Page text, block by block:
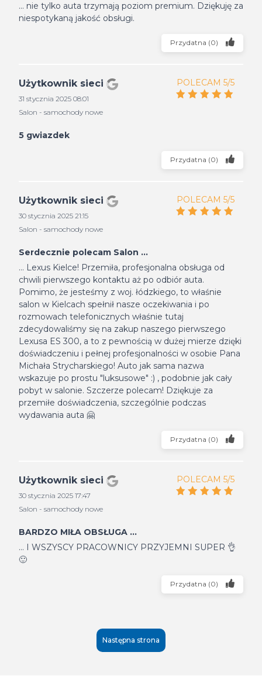
... nie tylko auta trzymają poziom premium. Dziękuję za
niespotykaną jakość obsługi.
Przydatna (0)
Użytkownik sieci
31 stycznia 2025 08:01
Salon - samochody nowe
POLECAM 5/5
5 gwiazdek
Przydatna (0)
Użytkownik sieci
30 stycznia 2025 21:15
Salon - samochody nowe
POLECAM 5/5
Serdecznie polecam Salon ...
... Lexus Kielce! Przemiła, profesjonalna obsługa od
chwili pierwszego kontaktu aż po odbiór auta.
Pomimo, że jesteśmy z woj. łódzkiego, to właśnie
salon w Kielcach spełnił nasze oczekiwania i po
rozmowach telefonicznych właśnie tutaj
zdecydowaliśmy się na zakup naszego pierwszego
Lexusa ES 300, a to z pewnością w dużej mierze dzięki
doświadczeniu i pełnej profesjonalności w osobie Pana
Michała Strycharskiego! Auto jak sama nazwa
wskazuje po prostu "luksusowe" :) , podobnie jak cały
pobyt w salonie. Szczerze polecam! Dziękuje za
przemiłe doświadczenia, szczególnie podczas
wydawania auta 🤗
Przydatna (0)
Użytkownik sieci
30 stycznia 2025 17:47
Salon - samochody nowe
POLECAM 5/5
BARDZO MIŁA OBSŁUGA ...
... I WSZYSCY PRACOWNICY PRZYJEMNI SUPER 👌
🙂
Przydatna (0)
Następna strona